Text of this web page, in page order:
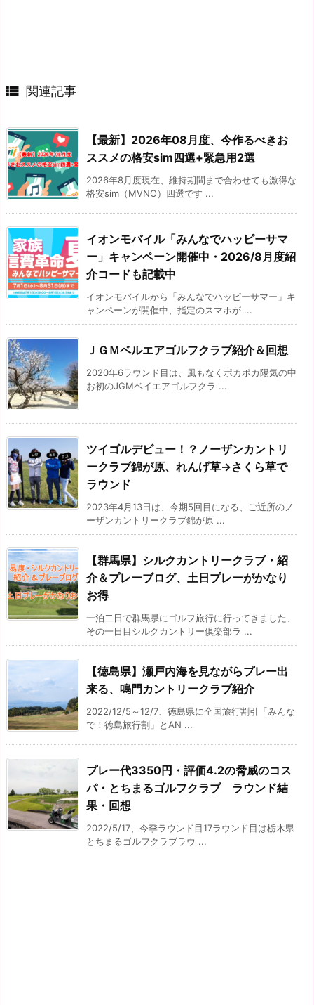
 関連記事
【最新】2026年08月度、今作るべきお
ススメの格安sim四選+緊急用2選
2026年8月度現在、維持期間まで合わせても激得な
格安sim（MVNO）四選です ...
イオンモバイル「みんなでハッピーサマ
ー」キャンペーン開催中・2026/8月度紹
介コードも記載中
イオンモバイルから「みんなでハッピーサマー」キ
ャンペーンが開催中、指定のスマホが ...
ＪＧＭベルエアゴルフクラブ紹介＆回想
2020年6ラウンド目は、風もなくポカポカ陽気の中
お初のJGMベイエアゴルフクラ ...
ツイゴルデビュー！？ノーザンカントリ
ークラブ錦が原、れんげ草→さくら草で
ラウンド
2023年4月13日は、今期5回目になる、ご近所のノ
ーザンカントリークラブ錦が原 ...
【群馬県】シルクカントリークラブ・紹
介＆プレーブログ、土日プレーがかなり
お得
一泊二日で群馬県にゴルフ旅行に行ってきました、
その一日目シルクカントリー倶楽部ラ ...
【徳島県】瀬戸内海を見ながらプレー出
来る、鳴門カントリークラブ紹介
2022/12/5～12/7、徳島県に全国旅行割引「みんな
で！徳島旅行割」とAN ...
プレー代3350円・評価4.2の脅威のコス
パ・とちまるゴルフクラブ ラウンド結
果・回想
2022/5/17、今季ラウンド目17ラウンド目は栃木県
とちまるゴルフクラブラウ ...